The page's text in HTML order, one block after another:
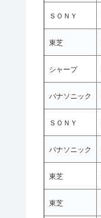
ＳＯＮＹ
東芝
シャープ
パナソニック
ＳＯＮＹ
パナソニック
東芝
東芝